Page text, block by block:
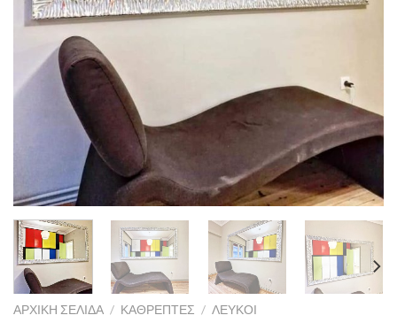
ΑΡΧΙΚΉ ΣΕΛΊΔΑ / ΚΑΘΡΈΠΤΕΣ / ΛΕΥΚΟΊ